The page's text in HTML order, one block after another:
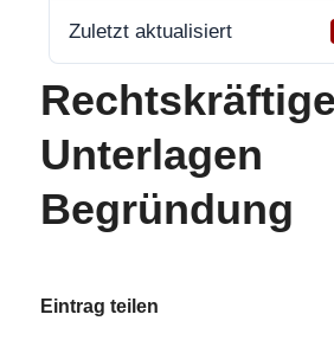
Zuletzt aktualisiert
Rechtskräftige
Begründung
Eintrag teilen